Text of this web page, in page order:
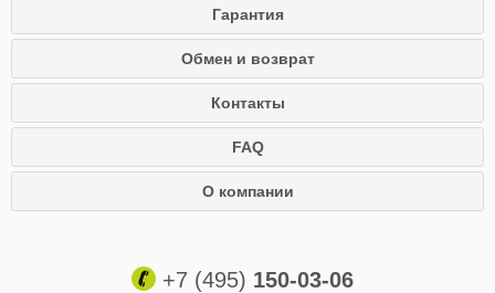
Гарантия
Обмен и возврат
Контакты
FAQ
О компании
+7 (495) 150-03-06